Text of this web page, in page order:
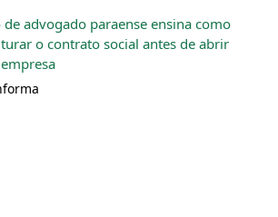
de advogado paraense ensina como
o contrato social antes de abrir